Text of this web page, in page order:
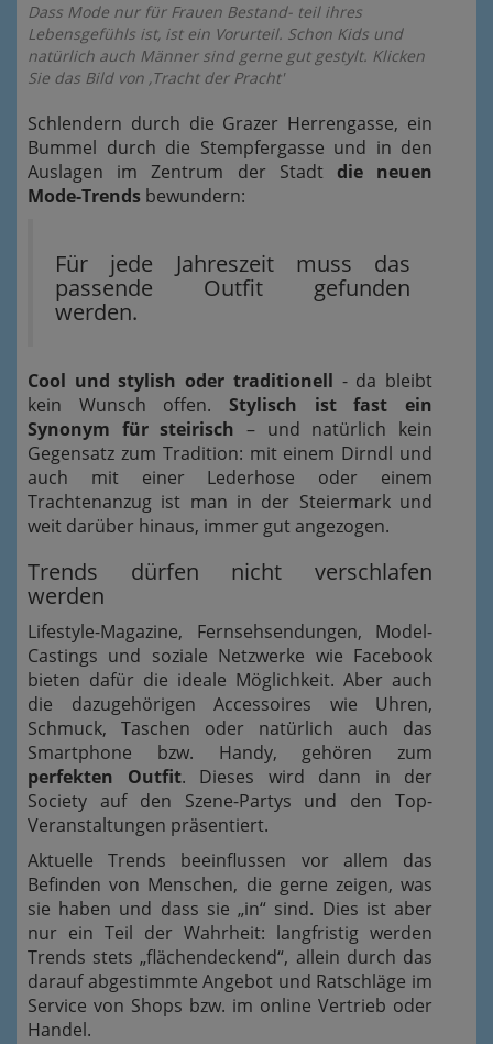
Dass Mode nur für Frauen Bestand- teil ihres
Lebensgefühls ist, ist ein Vorurteil. Schon Kids und
natürlich auch Männer sind gerne gut gestylt. Klicken
Sie das Bild von ‚Tracht der Pracht'
Schlendern durch die Grazer Herrengasse, ein
Bummel durch die Stempfergasse und in den
Auslagen im Zentrum der Stadt die neuen
Mode-Trends bewundern:
Für jede Jahreszeit muss das
passende Outfit gefunden
werden.
Cool und stylish oder traditionell - da bleibt
kein Wunsch offen. Stylisch ist fast ein
Synonym für steirisch – und natürlich kein
Gegensatz zum Tradition: mit einem Dirndl und
auch mit einer Lederhose oder einem
Trachtenanzug ist man in der Steiermark und
weit darüber hinaus, immer gut angezogen.
Trends dürfen nicht verschlafen
werden
Lifestyle-Magazine, Fernsehsendungen, Model-
Castings und soziale Netzwerke wie Facebook
bieten dafür die ideale Möglichkeit. Aber auch
die dazugehörigen Accessoires wie Uhren,
Schmuck, Taschen oder natürlich auch das
Smartphone bzw. Handy, gehören zum
perfekten Outfit. Dieses wird dann in der
Society auf den Szene-Partys und den Top-
Veranstaltungen präsentiert.
Aktuelle Trends beeinflussen vor allem das
Befinden von Menschen, die gerne zeigen, was
sie haben und dass sie „in“ sind. Dies ist aber
nur ein Teil der Wahrheit: langfristig werden
Trends stets „flächendeckend“, allein durch das
darauf abgestimmte Angebot und Ratschläge im
Service von Shops bzw. im online Vertrieb oder
Handel.